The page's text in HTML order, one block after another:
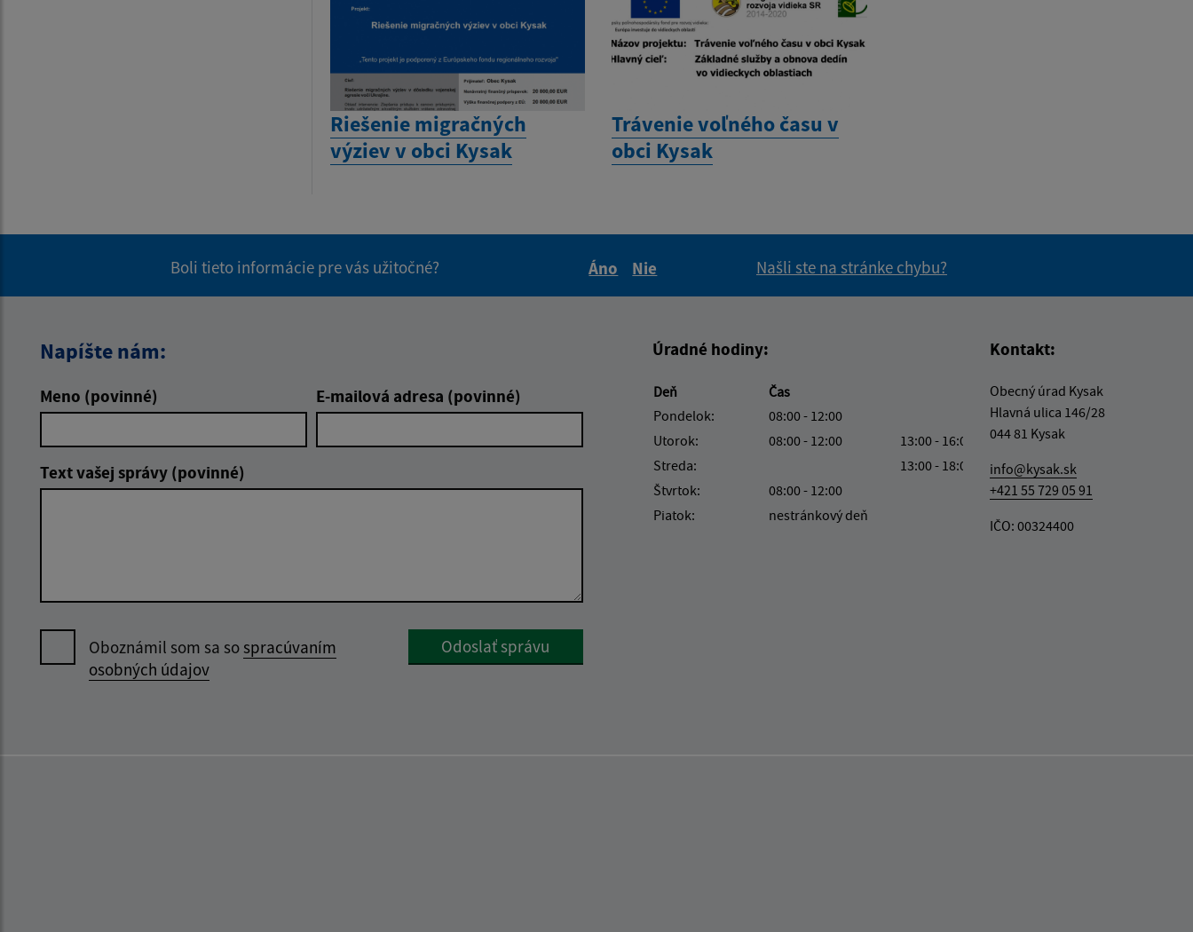
Riešenie migračných
výziev v obci Kysak
Trávenie voľného času v
obci Kysak
Boli tieto informácie pre vás užitočné?
Áno
Nie
Našli ste na stránke chybu?
Napíšte nám:
Meno (povinné) E-mailová adresa (povinné)
Text vašej správy (povinné)
Oboznámil som sa sospracúvaním
osobných údajov
Google reCaptcha Response
Odoslať správu
Úradné hodiny:
Deň
Čas
Pondelok:
08:00 - 12:00
Utorok:
08:00 - 12:00
13:00 - 16:00
Streda:
13:00 - 18:00
Štvrtok:
08:00 - 12:00
Piatok:
nestránkový deň
Kontakt:
Obecný úrad Kysak
Hlavná ulica 146/28
044 81 Kysak
info@kysak.sk
+421 55 729 05 91
IČO: 00324400